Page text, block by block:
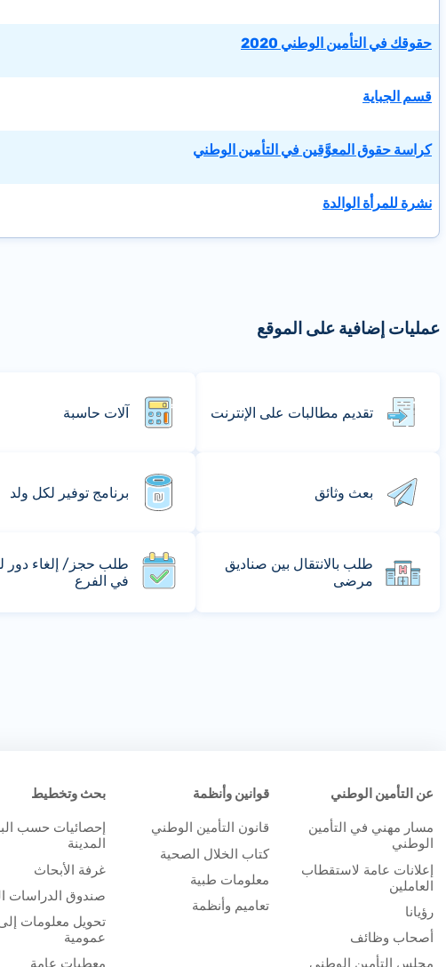
حقوقك في التأمين الوطني 2020
قسم الجباية
كراسة حقوق المعوَّقين في التأمين الوطني
نشرة للمرأة الوالدة
عمليات إضافية على الموقع
تقديم مطالبات على الإنترنت آلات حاسبة
بعث وثائق برنامج توفير لكل ولد
طلب بالانتقال بين صناديق
مرضى
طلب حجز/ إلغاء دور
في الفرع
عن التأمين الوطني
مسار مهني في التأمين
الوطني
إعلانات عامة لاستقطاب
العاملين
رؤيانا
أصحاب وظائف
مجلس التأمين الوطني
قوانين وأنظمة
قانون التأمين الوطني
كتاب الخلال الصحية
معلومات طبية
تعاميم وأنظمة
بحث وتخطيط
إحصائيات حسب
المدينة
غرفة الأبحاث
صندوق الدراسات
تحويل معلومات
عمومية
معطيات عامة